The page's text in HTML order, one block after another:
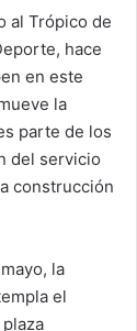
al Trópico de
hace
en este
la
parte de los
del servicio
construcción
la
el